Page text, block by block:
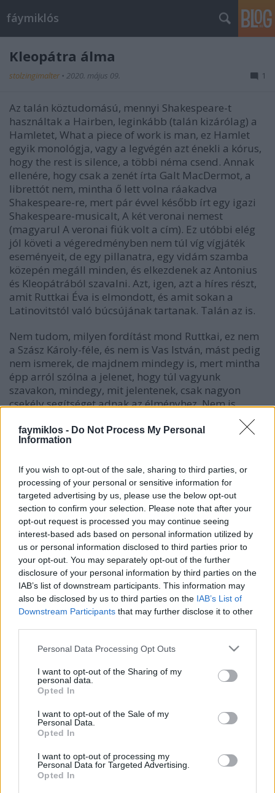
faymiklos - Do Not Process My Personal
Information
If you wish to opt-out of the sale, sharing to third parties, or
processing of your personal or sensitive information for
targeted advertising by us, please use the below opt-out
section to confirm your selection. Please note that after your
opt-out request is processed you may continue seeing
interest-based ads based on personal information utilized by
us or personal information disclosed to third parties prior to
your opt-out. You may separately opt-out of the further
disclosure of your personal information by third parties on the
IAB’s list of downstream participants. This information may
also be disclosed by us to third parties on the IAB’s List of
Downstream Participants that may further disclose it to other
Please note that this website/app uses one or more Google
not limited to your visit or usage behaviour. You may click to
grant or deny consent to Google and its third-party tags to
use your data for below specified purposes in below Google
consent section.
Personal Data Processing Opt Outs
I want to opt-out of the Sharing of my
personal data.
Opted In
I want to opt-out of the Sale of my
Personal Data.
Opted In
I want to opt-out of processing my
Personal Data for Targeted Advertising.
Opted In
fáymiklós
Kleopátra álma
stolzingimalter • 2020. május 09. 1
Az talán köztudomású, mennyi Shakespeare-t
használtak a Hairben, leginkább (talán kizárólag) a
Hamletet, What a piece of work is man, ez Hamlet
egyik monológja, vagy a legvégén azt énekli a kórus,
hogy the rest is silence, a többi néma csend. Annak
ellenére, hogy csak a zenét írta Galt MacDermot, a
librettót nem, mintha ő lett volna ráakadva
Shakespeare-re, mert pár évvel később írt egy igazi
Shakespeare-musicalt, A két veronai nemest
(magyarul A veronai fiúk volt a cím). Ez utóbbi elég
jól követi a végeredményben nem túl víg vígjáték
eseményeit, de egy pillanatra, egy vidám szamba
közepén megáll minden, és elkezdenek az Antonius
és Kleopátrából szavalni. Azt, igen, azt a híres részt,
amit Ruttkai Éva is elmondott, és amit sokan a
Latinovitstól való búcsújának tartanak. Talán az is.
Nem tudom, milyen fordítást mond Ruttkai, ez nem
a Szász Károly-féle, és nem is Vas István, mást pedig
nem ismerek, de majdnem mindegy is, mert mintha
épp arról szólna a jelenet, hogy túl vagyunk
szavakon, mindegy, mit jelentenek, csak nagyon
csekély segítséget adnak az élményhez. Nem is
annyira világos: nehéz nagy nőnek lenni. De nagy
férfinak lenni – az lehetetlen.
Címkék:William Shakespeare